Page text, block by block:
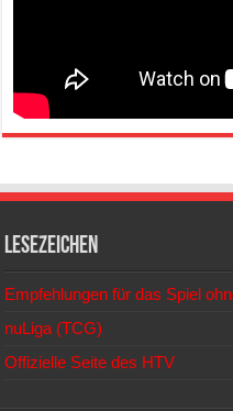
Lesezeichen
Empfehlungen für das Spiel
nuLiga (TCG)
Offizielle Seite des HTV